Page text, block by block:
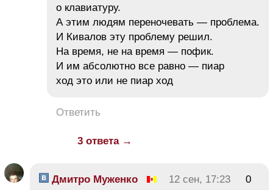
о клавиатуру.
А этим людям переночевать — проблема.
И Кивалов эту проблему решил.
На время, не на время — пофик.
И им абсолютно все равно — пиар
ход это или не пиар ход
Ответить
3 ответа →
Дмитро Муженко 12 сен, 17:23 0